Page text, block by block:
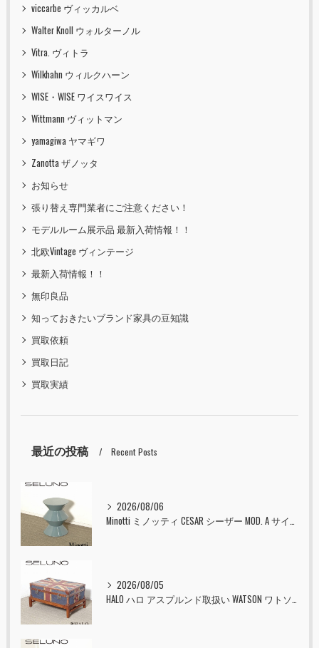
viccarbe ヴィッカルベ
Walter Knoll ウォルターノル
Vitra. ヴィトラ
Wilkhahn ウィルクハーン
WISE・WISE ワイスワイス
Wittmann ヴィットマン
yamagiwa ヤマギワ
Zanotta ザノッタ
お知らせ
張り替え専門業者にご注意ください！
モデルルーム展示品 最新入荷情報！！
北欧Vintage ヴィンテージ
最新入荷情報！！
無印良品
知っておきたいブランド家具の豆知識
買取依頼
買取日記
買取実績
最近の投稿 Recent Posts
2026/08/06
2026/08/05